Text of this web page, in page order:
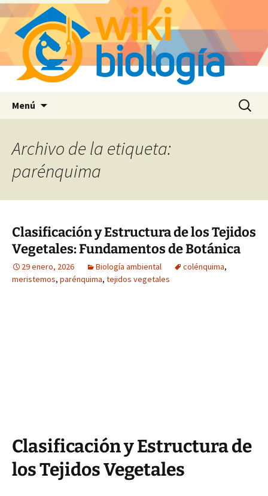
Menú Buscar:
Archivo de la etiqueta:
parénquima
Clasificación y Estructura de los Tejidos
Vegetales: Fundamentos de Botánica
29 enero, 2026 Biología ambiental colénquima,
meristemos, parénquima, tejidos vegetales
Clasificación y Estructura de
los Tejidos Vegetales